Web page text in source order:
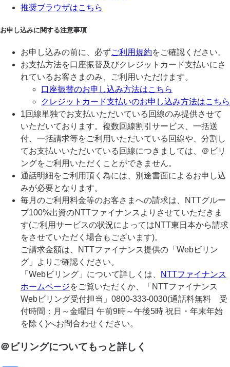
推奨ブラウザはこちら
お申し込みに関する注意事項
お申し込みの前に、必ずご利用規約をご確認ください。
お支払方法を口座振替及びクレジットカード支払いにさ
れているお客さまのみ、ご利用いただけます。
口座振替のお申し込み方法はこちら
クレジットカード支払いのお申し込み方法はこちら
1回線単独でお支払いただいている回線のみ提供させて
いただいております。複数回線割引サービス、一括送
付、一括請求等をご利用いただいている回線や、分割し
てお支払いいただいている回線につきましては、＠ビリ
ングをご利用いただくことができません。
通話明細をご利用頂く為には、別途書面によるお申し込
みが必要となります。
毎月のご利用料金等のお客さまへの請求は、NTTグルー
プ100%出資のNTTファイナンスよりさせていただきま
す(ご利用サービスの状況によってはNTT東日本から請求
をさせていただく場合もございます)。
ご請求金額は、NTTファイナンス提供の「Webビリン
グ」よりご確認ください。
「Webビリング」について詳しくは、
NTTファイナンス
ホームページをご覧いただくか、「NTTファイナンス
Webビリング受付担当」0800-333-0030(通話料無料 受
付時間：月～金曜日 午前9時～午後5時 祝日・年末年始
を除く)へお問合わせください。
＠ビリングについてもっと詳しく